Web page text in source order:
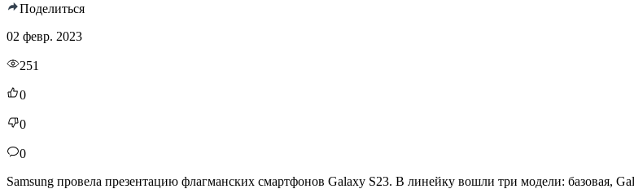
Поделиться
02 февр. 2023
251
0
0
0
Samsung провела презентацию флагманских смартфонов Galaxy S23. В линейку вошли три модели: базовая,